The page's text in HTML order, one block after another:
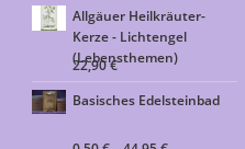
Allgäuer Heilkräuter-
Kerze - Lichtengel
(Lebensthemen)
22,90€
Basisches Edelsteinbad